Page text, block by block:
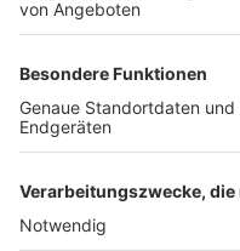
TOP-PARTNER